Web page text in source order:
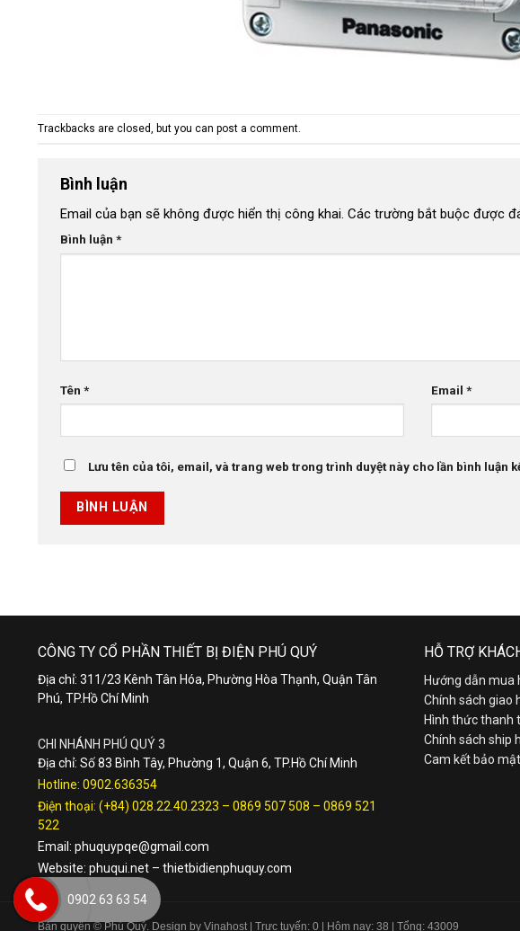
Trackbacks are closed, but you can post a comment
Bình luận
Email của bạn sẽ không được hiển thị công khai. Các trường bắt buộc được
Bình luận *
Tên * Email*
Lưu tên của tôi, email, và trang web trong trình duyệt này cho lần bình luận
CÔNG TY CỔ PHẦN THIẾT BỊ ĐIỆN PHÚ QUÝ
Địa chỉ: 311/23 Kênh Tân Hóa, Phường Hòa Thạnh, Quận Tân
Phú, TP.Hồ Chí Minh
CHI NHÁNH PHÚ QUÝ 3
Địa chỉ: Số 83 Bình Tây, Phường 1, Quận 6, TP.Hồ Chí Minh
Hotline: 0902.636354
Điện thoại: (+84) 028.22.40.2323 – 0869 507 508 – 0869 521
522
Email: phuquypqe@gmail.com
Website: phuqui.net – thietbidienphuquy.com
HỖ TRỢ
Hướng dẫn mua
Chính sách giao
Hình thức thanh
Chính sách ship
Cam kết bảo
Bản quyền © Phú Quý. Design by Vinahost | Trực tuyến: 0 | Hôm nay: 38 | Tổng: 43009
0902 63 63 54